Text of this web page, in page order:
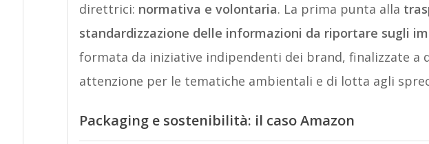
direttrici: normativa e volontaria. La prima punta alla
standardizzazione delle informazioni da riportare sugli
formata da iniziative indipendenti dei brand, finalizzate a
attenzione per le tematiche ambientali e di lotta agli
Packaging e sostenibilità: il caso Amazon